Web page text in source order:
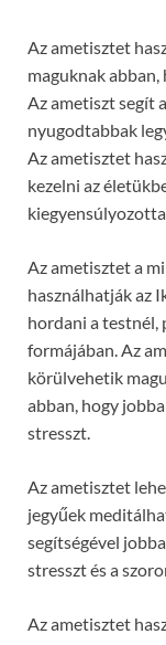
Az ametisztet
maguknak abban,
Az ametiszt segít
nyugodtabbak
Az ametisztet
kezelni az
Az ametisztet a
használhatják az
hordani a testnél,
formájában. Az
körülvehetik
abban, hogy
stresszt.
Az ametisztet
jegyűek
segítségével
stresszt és a
Az ametisztet